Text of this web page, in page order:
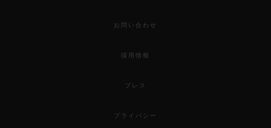
お問い合わせ
採用情報
プレス
プライバシー